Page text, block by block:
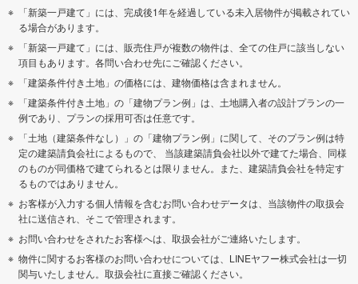
「新築一戸建て」には、完成後1年を経過している未入居物件が掲載されてい
る場合があります。
「新築一戸建て」には、販売住戸が複数の物件は、全ての住戸に該当しない
項目もあります。各問い合わせ先にご確認ください。
「建築条件付き土地」の価格には、建物価格は含まれません。
「建築条件付き土地」の「建物プラン例」は、土地購入者の設計プランの一
例であり、プランの採用可否は任意です。
「土地（建築条件なし）」の「建物プラン例」に関して、そのプラン例は特
定の建築請負会社によるもので、 当該建築請負会社以外で建てた場合、同様
のものが同価格で建てられるとは限りません。また、建築請負会社を特定す
るものではありません。
お客様が入力する個人情報を含むお問い合わせデータは、当該物件の取扱会
社に送信され、そこで管理されます。
お問い合わせをされたお客様へは、取扱会社がご連絡いたします。
物件に関するお客様のお問い合わせについては、LINEヤフー株式会社は一切
関与いたしません。取扱会社に直接ご確認ください。